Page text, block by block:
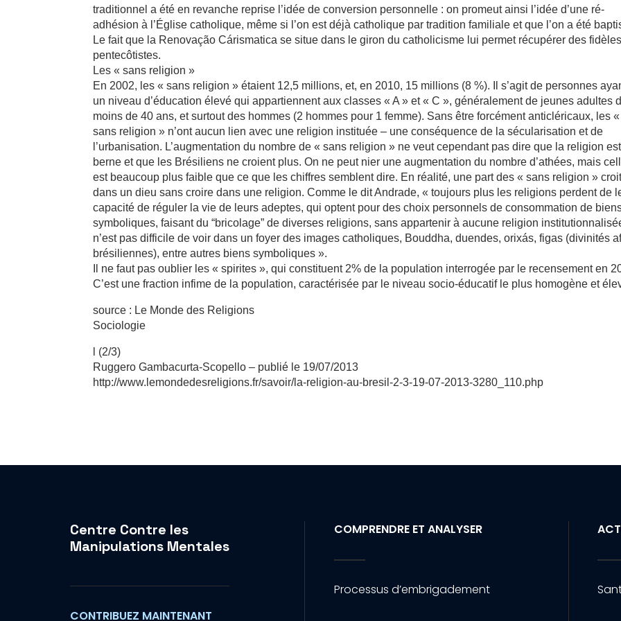
traditionnel a été en revanche reprise l’idée de conversion personnelle : on promeut ainsi l’idée d’une ré-
adhésion à l’Église catholique, même si l’on est déjà catholique par tradition familiale et que l’on a été
Le fait que la Renovação Cárismatica se situe dans le giron du catholicisme lui permet récupérer des fidèles
pentecôtistes.
Les « sans religion »
En 2002, les « sans religion » étaient 12,5 millions, et, en 2010, 15 millions (8 %). Il s’agit de personnes
un niveau d’éducation élevé qui appartiennent aux classes « A » et « C », généralement de jeunes adultes
moins de 40 ans, et surtout des hommes (2 hommes pour 1 femme). Sans être forcément anticléricaux, les «
sans religion » n’ont aucun lien avec une religion instituée – une conséquence de la sécularisation et de
l’urbanisation. L’augmentation du nombre de « sans religion » ne veut cependant pas dire que la religion
berne et que les Brésiliens ne croient plus. On ne peut nier une augmentation du nombre d’athées, mais
est beaucoup plus faible que ce que les chiffres semblent dire. En réalité, une part des « sans religion »
dans un dieu sans croire dans une religion. Comme le dit Andrade, « toujours plus les religions perdent de
capacité de réguler la vie de leurs adeptes, qui optent pour des choix personnels de consommation de
symboliques, faisant du “bricolage” de diverses religions, sans appartenir à aucune religion
n’est pas difficile de voir dans un foyer des images catholiques, Bouddha, duendes, orixás, figas (divinités
brésiliennes), entre autres biens symboliques ».
Il ne faut pas oublier les « spirites », qui constituent 2% de la population interrogée par le recensement en
C’est une fraction infime de la population, caractérisée par le niveau socio-éducatif le plus homogène et
source : Le Monde des Religions
Sociologie
l (2/3)
Ruggero Gambacurta-Scopello – publié le 19/07/2013
http://www.lemondedesreligions.fr/savoir/la-religion-au-bresil-2-3-19-07-2013-3280_110.php
Centre Contre les
Manipulations Mentales
CONTRIBUEZ MAINTENANT
COMPRENDRE ET ANALYSER
Processus d’embrigadement